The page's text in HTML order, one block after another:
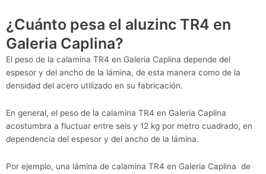
¿Cuánto pesa el aluzinc TR4 en
Galeria Caplina?
El peso de la calamina TR4 en Galeria Caplina depende del
espesor y del ancho de la lámina, de esta manera como de la
densidad del acero utilizado en su fabricación.
En general, el peso de la calamina TR4 en Galeria Caplina
acostumbra a fluctuar entre seis y 12 kg por metro cuadrado, en
dependencia del espesor y del ancho de la lámina.
Por ejemplo, una lámina de calamina TR4 en Galeria Caplina de